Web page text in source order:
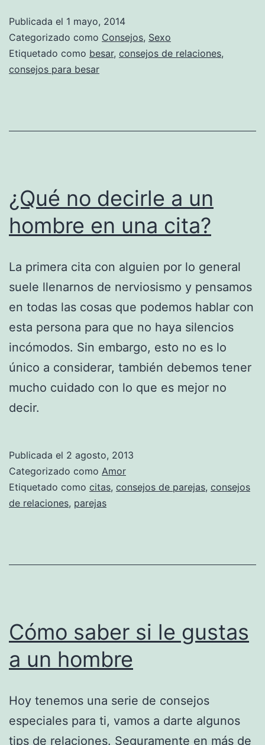
Publicada el 1 mayo, 2014
Categorizado como Consejos, Sexo
Etiquetado como besar, consejos de relaciones,
consejos para besar
¿Qué no decirle a un
hombre en una cita?
La primera cita con alguien por lo general
suele llenarnos de nerviosismo y pensamos
en todas las cosas que podemos hablar con
esta persona para que no haya silencios
incómodos. Sin embargo, esto no es lo
único a considerar, también debemos tener
mucho cuidado con lo que es mejor no
decir.
Publicada el 2 agosto, 2013
Categorizado como Amor
Etiquetado como citas, consejos de parejas, consejos
de relaciones, parejas
Cómo saber si le gustas
a un hombre
Hoy tenemos una serie de consejos
especiales para ti, vamos a darte algunos
tips de relaciones. Seguramente en más de